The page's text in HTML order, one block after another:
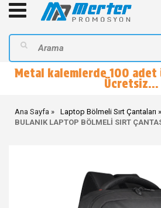
Metal kalemlerde 100 adet
Ücretsiz...
Ana Sayfa
Laptop Bölmeli Sırt Çantaları
BULANIK LAPTOP BÖLMELİ SIRT